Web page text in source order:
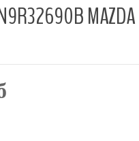
MAZDA